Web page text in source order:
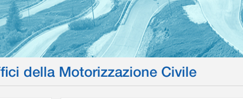
della Motorizzazione Civile